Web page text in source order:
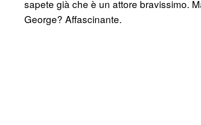
sapete già che è un attore bravissimo.
George? Affascinante.